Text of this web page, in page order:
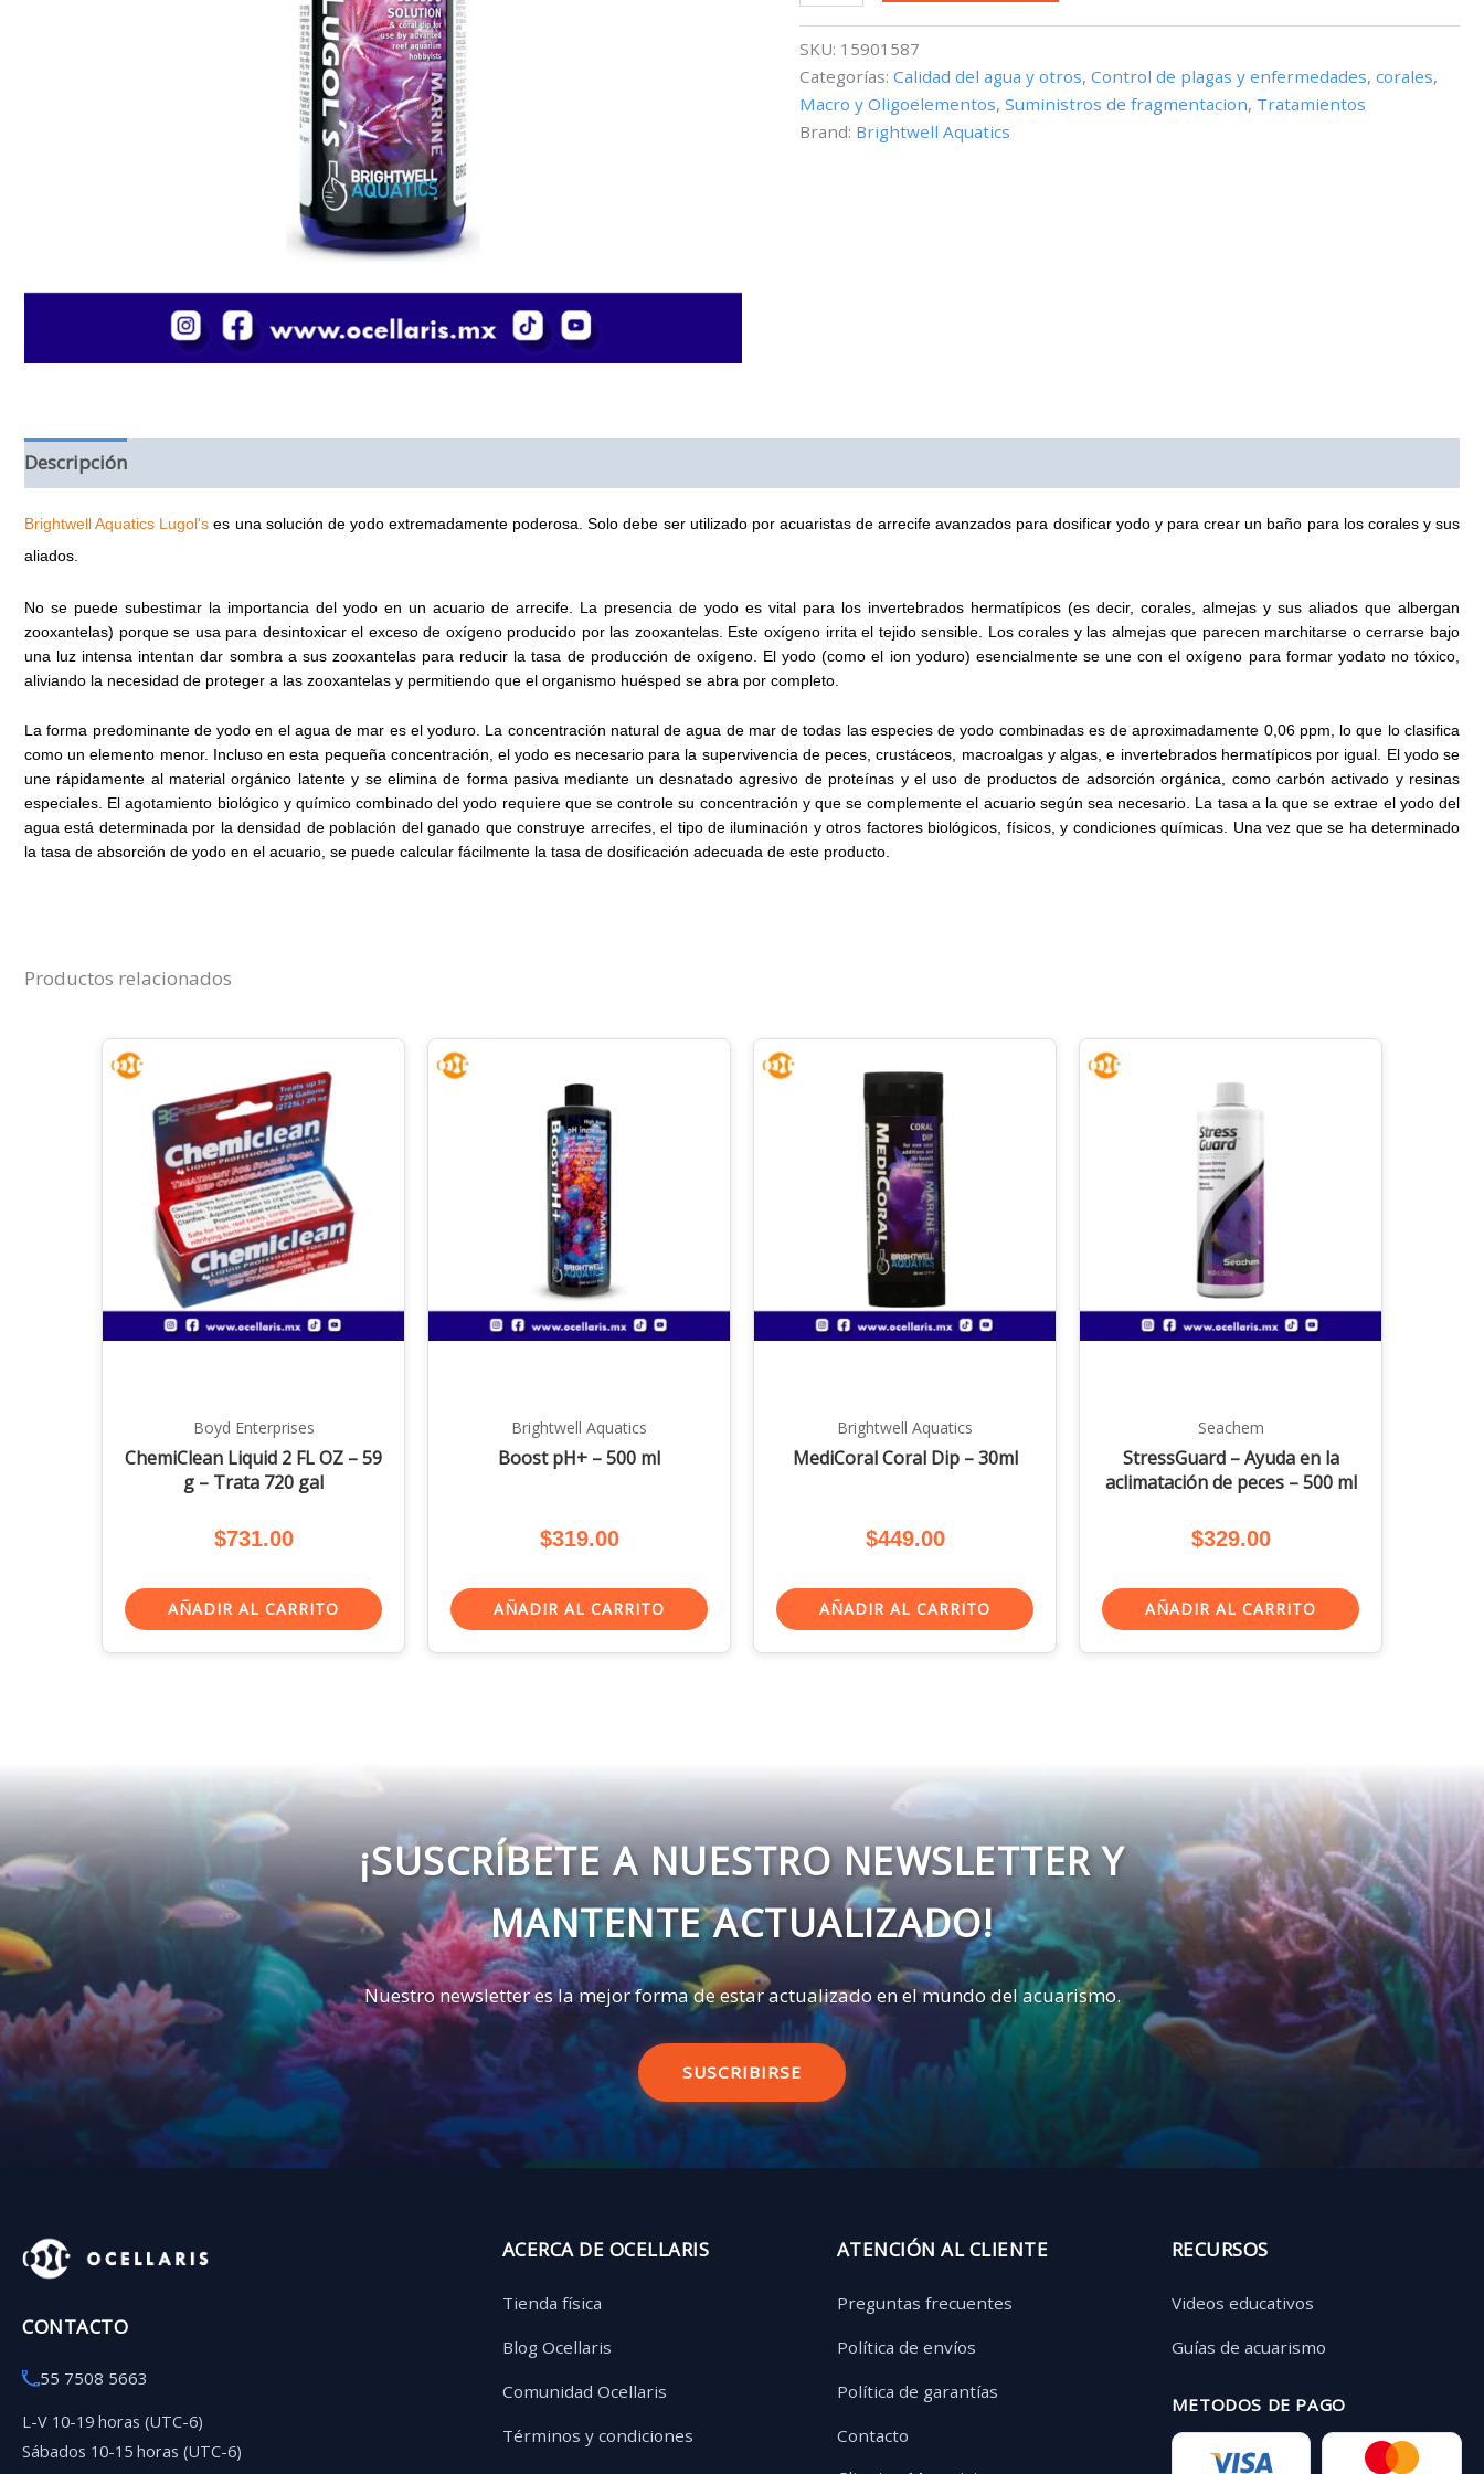
-
30ml
cantidad
SKU: 15901587
Categorías: Calidad del agua y otros, Control de plagas y enfermedades, corales,
Macro y Oligoelementos, Suministros de fragmentacion, Tratamientos
Brand: Brightwell Aquatics
Descripción
Brightwell Aquatics Lugol's es una solución de yodo extremadamente poderosa.Solo debe ser utilizado por acuaristas de arrecife avanzados para dosificar yodo y para crear un baño para los corales y sus
aliados.
No se puede subestimar la importancia del yodo en un acuario de arrecife. La presencia de yodo es vital para los invertebrados hermatípicos (es decir, corales, almejas y sus aliados que albergan
zooxantelas) porque se usa para desintoxicar el exceso de oxígeno producido por las zooxantelas. Este oxígeno irrita el tejido sensible. Los corales y las almejas que parecen marchitarse o cerrarse bajo
una luz intensa intentan dar sombra a sus zooxantelas para reducir la tasa de producción de oxígeno. El yodo (como el ion yoduro) esencialmente se une con el oxígeno para formar yodato no tóxico,
aliviando la necesidad de proteger a las zooxantelas y permitiendo que el organismo huésped se abra por completo.
La forma predominante de yodo en el agua de mar es el yoduro. La concentración natural de agua de mar de todas las especies de yodo combinadas es de aproximadamente 0,06 ppm, lo que lo clasifica
como un elemento menor. Incluso en esta pequeña concentración, el yodo es necesario para la supervivencia de peces, crustáceos, macroalgas y algas, e invertebrados hermatípicos por igual. El yodo se
une rápidamente al material orgánico latente y se elimina de forma pasiva mediante un desnatado agresivo de proteínas y el uso de productos de adsorción orgánica, como carbón activado y resinas
especiales. El agotamiento biológico y químico combinado del yodo requiere que se controle su concentración y que se complemente el acuario según sea necesario. La tasa a la que se extrae el yodo del
agua está determinada por la densidad de población del ganado que construye arrecifes, el tipo de iluminación y otros factores biológicos, físicos,y condiciones químicas. Una vez que se ha determinado
la tasa de absorción de yodo en el acuario, se puede calcular fácilmente la tasa de dosificación adecuada de este producto.
Productos relacionados
Boyd Enterprises
ChemiClean Liquid 2 FL OZ – 59
g – Trata 720 gal
$731.00
AÑADIR AL CARRITO
Brightwell Aquatics
Boost pH+ – 500 ml
$319.00
AÑADIR AL CARRITO
Brightwell Aquatics
MediCoral Coral Dip – 30ml
$449.00
AÑADIR AL CARRITO
Seachem
StressGuard – Ayuda en la
aclimatación de peces – 500 ml
$329.00
AÑADIR AL CARRITO
¡SUSCRÍBETE A NUESTRO NEWSLETTER Y
MANTENTE ACTUALIZADO!
Nuestro newsletter es la mejor forma de estar actualizado en el mundo del acuarismo.
SUSCRIBIRSE
CONTACTO
55 7508 5663
L-V 10-19 horas (UTC-6)
Sábados 10-15 horas (UTC-6)
ACERCA DE OCELLARIS
Tienda física
Blog Ocellaris
Comunidad Ocellaris
Términos y condiciones
ATENCIÓN AL CLIENTE
Preguntas frecuentes
Política de envíos
Política de garantías
Contacto
RECURSOS
Videos educativos
Guías de acuarismo
METODOS DE PAGO